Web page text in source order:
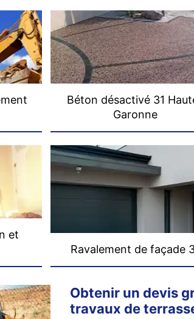
Béton désactivé 31
Garonne
et
Ravalement de façade
Obtenir un devis
travaux de